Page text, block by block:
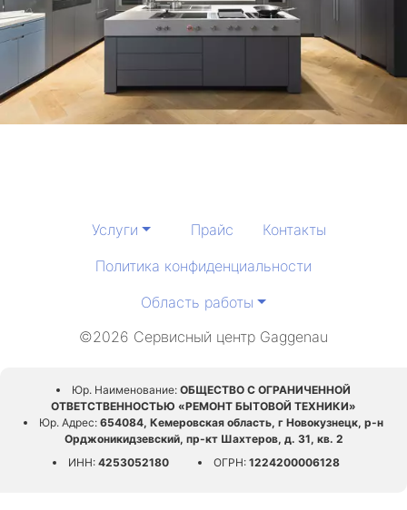
Услуги Прайс
Контакты
Политика конфиденциальности
Область работы
©2026 Сервисный центр Gaggenau
Юр. Наименование: ОБЩЕСТВО С ОГРАНИЧЕННОЙ
ОТВЕТСТВЕННОСТЬЮ «РЕМОНТ БЫТОВОЙ ТЕХНИКИ»
Юр. Адрес: 654084, Кемеровская область, г Новокузнецк, р-н
Орджоникидзевский, пр-кт Шахтеров, д. 31, кв. 2
ИНН: 4253052180 ОГРН: 1224200006128